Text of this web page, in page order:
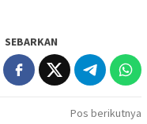
SEBARKAN
Pos berikutnya